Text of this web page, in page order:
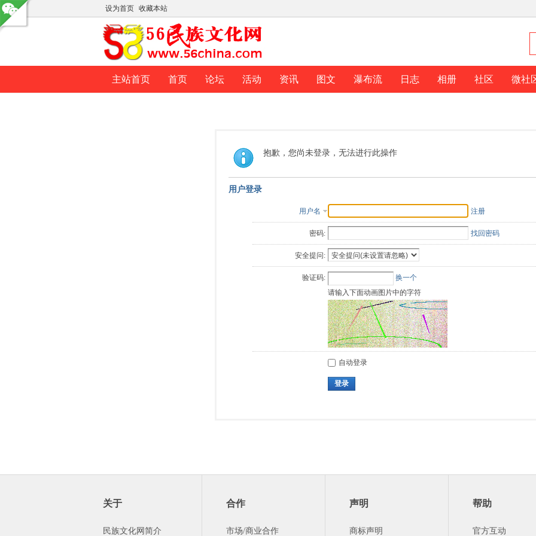
设为首页 收藏本站
主站首页 首页 论坛 活动 资讯 图文 瀑布流 日志 相册 社区 微社
抱歉，您尚未登录，无法进行此操作
用户登录
用户名 注册
密码: 找回密码
安全提问:
验证码:
换一个
请输入下面动画图片中的字符
自动登录
登录
关于
民族文化网简介
合作
市场/商业合作
声明
商标声明
帮助
官方互动